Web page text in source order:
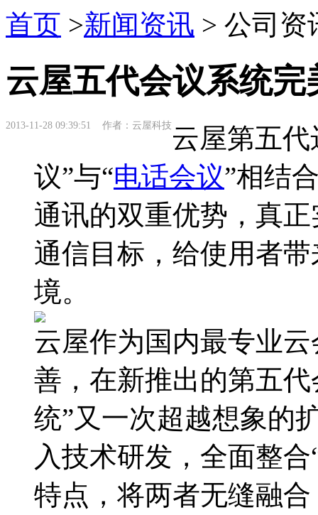
首页 >新闻资讯 > 公司资
云屋五代会议系统
2013-11-28 09:39:51 作者：云屋科技云屋第五
议”与“电话会议”相结
通讯的双重优势，真
通信目标，给使用者
境。
云屋作为国内最专业
善，在新推出的第五代
统”又一次超越想象的
入技术研发，全面整
特点，将两者无缝融合